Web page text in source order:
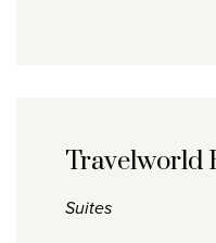
Travelworld
Suites